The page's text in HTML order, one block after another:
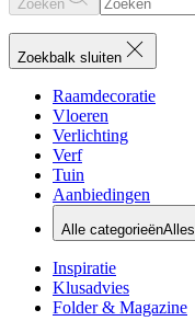
Zoeken
Zoekbalk sluiten
Raamdecoratie
Vloeren
Verlichting
Verf
Tuin
Aanbiedingen
Alle categorieënAlles
Inspiratie
Klusadvies
Folder & Magazine